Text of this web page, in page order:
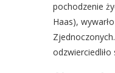
pochodzenie
Haas),